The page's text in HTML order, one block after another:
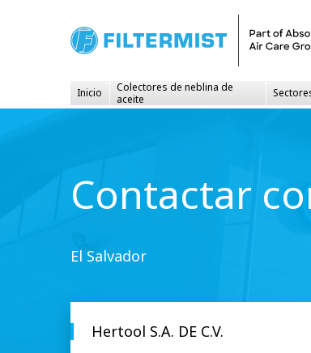
Inicio
Colectores de neblina de
aceite
Contactar
El Salvador
Hertool S.A. DE C.V.